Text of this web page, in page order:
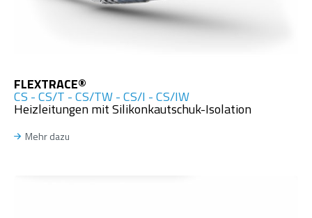
FLEXTRACE®
CS - CS/T - CS/TW - CS/I - CS/IW
Heizleitungen mit Silikonkautschuk-Isolation
Mehr dazu